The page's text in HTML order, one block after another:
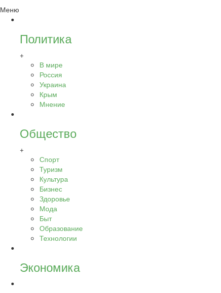
Меню
Политика
+
В мире
Россия
Украина
Крым
Мнение
Общество
+
Спорт
Туризм
Культура
Бизнес
Здоровье
Мода
Быт
Образование
Технологии
Экономика